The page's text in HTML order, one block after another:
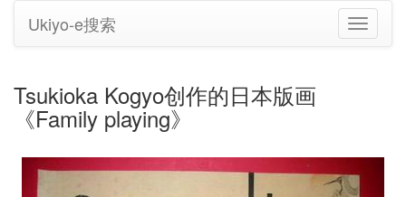
切
换
Ukiyo-e搜索
Tsukioka Kogyo创作的日本版画
《Family playing》